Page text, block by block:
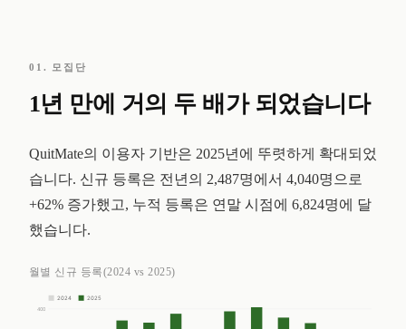
01. 모집단
1년 만에 거의 두 배가 되었습니다
QuitMate의 이용자 기반은 2025년에 뚜렷하게 확대되었
습니다. 신규 등록은 전년의 2,487명에서 4,040명으로
+62% 증가했고, 누적 등록은 연말 시점에 6,824명에 달
했습니다.
월별 신규 등록(2024 vs 2025)
400
2024 2025